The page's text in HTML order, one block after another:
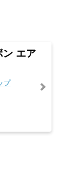
ン エア
プ